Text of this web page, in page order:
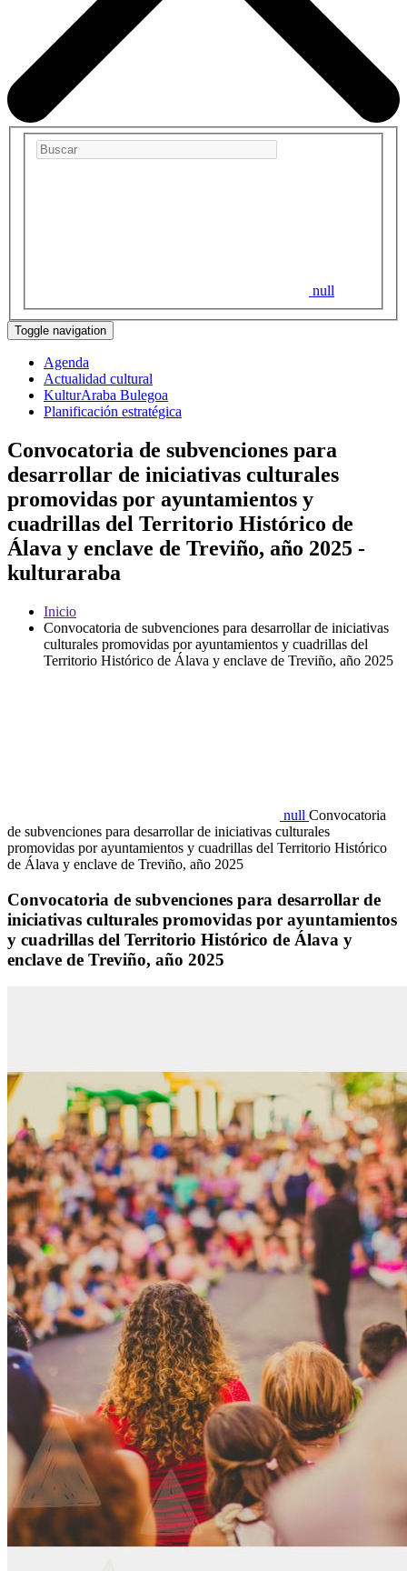
null
Toggle navigation
Agenda
Actualidad cultural
KulturAraba Bulegoa
Planificación estratégica
Convocatoria de subvenciones para
desarrollar de iniciativas culturales
promovidas por ayuntamientos y
cuadrillas del Territorio Histórico de
Álava y enclave de Treviño, año 2025 -
kulturaraba
Inicio
Convocatoria de subvenciones para desarrollar de iniciativas
culturales promovidas por ayuntamientos y cuadrillas del
Territorio Histórico de Álava y enclave de Treviño, año 2025
null Convocatoria
de subvenciones para desarrollar de iniciativas culturales
promovidas por ayuntamientos y cuadrillas del Territorio Histórico
de Álava y enclave de Treviño, año 2025
Convocatoria de subvenciones para desarrollar de
iniciativas culturales promovidas por ayuntamientos
y cuadrillas del Territorio Histórico de Álava y
enclave de Treviño, año 2025